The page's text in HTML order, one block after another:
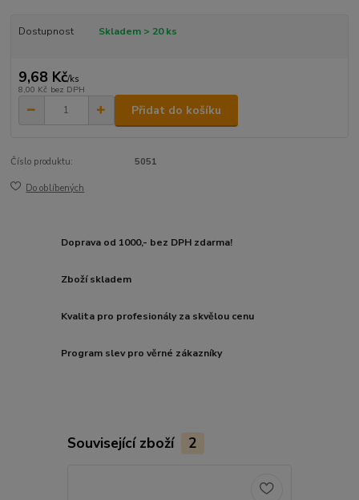
Dostupnost Skladem > 20 ks
9,68 Kč/ks
8,00 Kč bez DPH
Přidat do košíku
Číslo produktu: 5051
Do oblíbených
Doprava od 1000,- bez DPH zdarma!
Zboží skladem
Kvalita pro profesionály za skvělou cenu
Program slev pro věrné zákazníky
Související zboží 2